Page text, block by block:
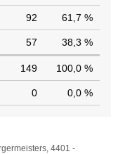
92 61,7 %
57 38,3 %
149 100,0 %
0 0,0 %
4401 -